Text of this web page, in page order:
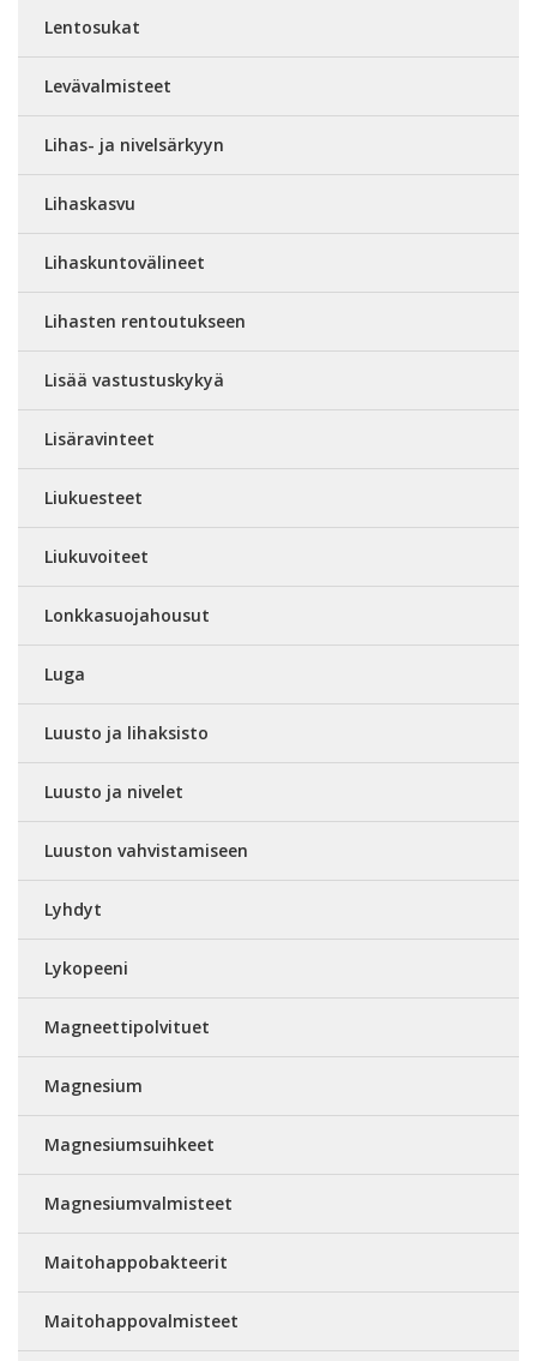
Lentosukat
Levävalmisteet
Lihas- ja nivelsärkyyn
Lihaskasvu
Lihaskuntovälineet
Lihasten rentoutukseen
Lisää vastustuskykyä
Lisäravinteet
Liukuesteet
Liukuvoiteet
Lonkkasuojahousut
Luga
Luusto ja lihaksisto
Luusto ja nivelet
Luuston vahvistamiseen
Lyhdyt
Lykopeeni
Magneettipolvituet
Magnesium
Magnesiumsuihkeet
Magnesiumvalmisteet
Maitohappobakteerit
Maitohappovalmisteet